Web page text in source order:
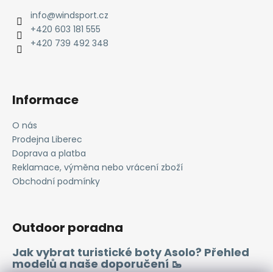
info@windsport.cz
+420 603 181 555
+420 739 492 348
Informace
O nás
Prodejna Liberec
Doprava a platba
Reklamace, výměna nebo vrácení zboží
Obchodní podmínky
Outdoor poradna
Jak vybrat turistické boty Asolo? Přehled
modelů a naše doporučení 🥾